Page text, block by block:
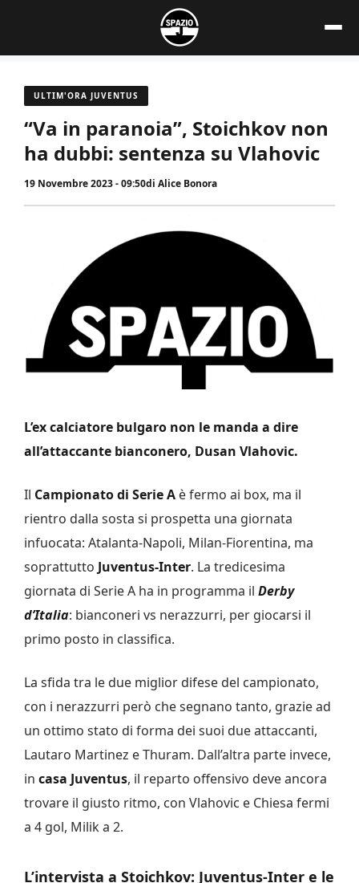
contenuto
ULTIM'ORA JUVENTUS
“Va in paranoia”, Stoichkov non
ha dubbi: sentenza su Vlahovic
19 Novembre 2023 - 09:50di Alice Bonora
L’ex calciatore bulgaro non le manda a dire
all’attaccante bianconero, Dusan Vlahovic.
Il Campionato di Serie A è fermo ai box, ma il
rientro dalla sosta si prospetta una giornata
infuocata: Atalanta-Napoli, Milan-Fiorentina, ma
soprattutto Juventus-Inter. La tredicesima
giornata di Serie A ha in programma il Derby
d’Italia: bianconeri vs nerazzurri, per giocarsi il
primo posto in classifica.
La sfida tra le due miglior difese del campionato,
con i nerazzurri però che segnano tanto, grazie ad
un ottimo stato di forma dei suoi due attaccanti,
Lautaro Martinez e Thuram. Dall’altra parte invece,
in casa Juventus, il reparto offensivo deve ancora
trovare il giusto ritmo, con Vlahovic e Chiesa fermi
a 4 gol, Milik a 2.
L’intervista a Stoichkov: Juventus-Inter e le